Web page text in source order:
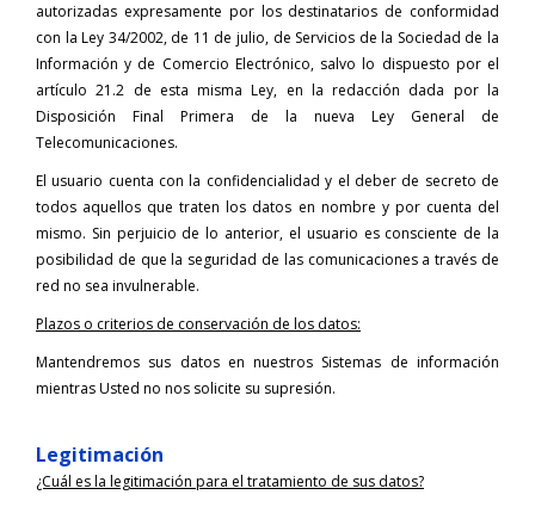
autorizadas expresamente por los destinatarios de conformidad
con la Ley 34/2002, de 11 de julio, de Servicios de la Sociedad de la
Información y de Comercio Electrónico, salvo lo dispuesto por el
artículo 21.2 de esta misma Ley, en la redacción dada por la
Disposición Final Primera de la nueva Ley General de
Telecomunicaciones.
El usuario cuenta con la confidencialidad y el deber de secreto de
todos aquellos que traten los datos en nombre y por cuenta del
mismo. Sin perjuicio de lo anterior, el usuario es consciente de la
posibilidad de que la seguridad de las comunicaciones a través de
red no sea invulnerable.
Plazos o criterios de conservación de los datos:
Mantendremos sus datos en nuestros Sistemas de información
mientras Usted no nos solicite su supresión.
Legitimación
¿Cuál es la legitimación para el tratamiento de sus datos?